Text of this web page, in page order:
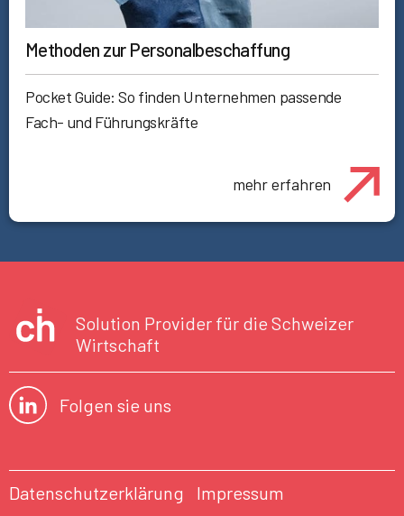
Methoden zur Personalbeschaffung
Pocket Guide: So finden Unternehmen passende
Fach- und Führungskräfte
mehr erfahren
Solution Provider für die Schweizer
Wirtschaft
Folgen sie uns
Datenschutzerklärung Impressum